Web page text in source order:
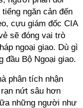
ngăn cản đến
cựu giám đốc CIA
sẽ đóng vai trò
ngoại giao. Dù gì
đầu Bộ Ngoại giao.
phân tích nhận
nứt sâu hơn
những người như